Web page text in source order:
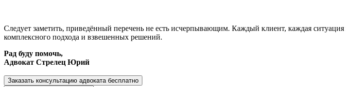
Следует заметить, приведённый перечень не есть исчерпывающим. Каждый клиент, каждая
комплексного подхода и взвешенных решений.
Рад буду помочь,
Адвокат Стрелец Юрий
Заказать консультацию адвоката бесплатно